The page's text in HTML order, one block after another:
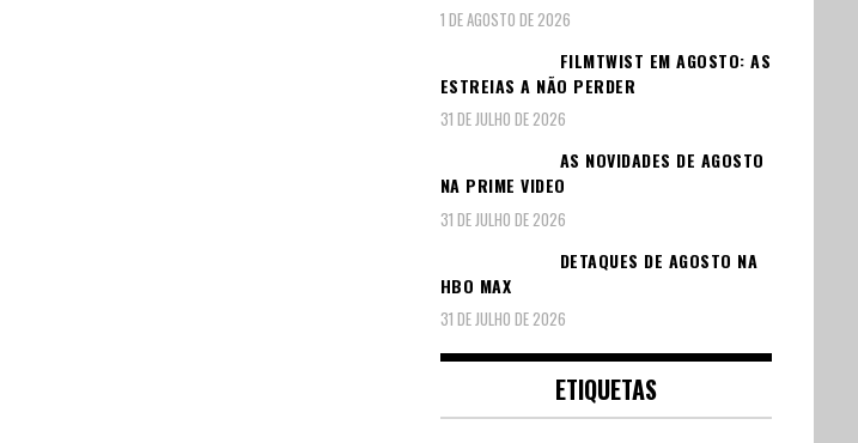
1 DE AGOSTO DE 2026
FILMTWIST EM AGOSTO: AS
ESTREIAS A NÃO PERDER
31 DE JULHO DE 2026
AS NOVIDADES DE AGOSTO
NA PRIME VIDEO
31 DE JULHO DE 2026
DETAQUES DE AGOSTO NA
HBO MAX
31 DE JULHO DE 2026
ETIQUETAS